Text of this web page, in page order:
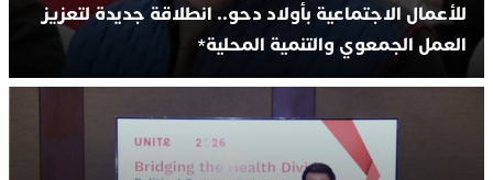
للأعمال الاجتماعية بأولاد دحو.. انطلاقة جديدة لتعزيز
العمل الجمعوي والتنمية المحلية*